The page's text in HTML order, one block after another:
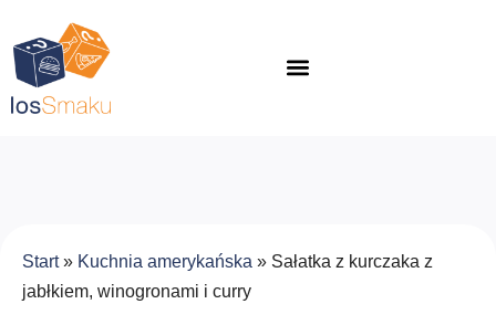
Start» Kuchnia amerykańska » Sałatka z kurczaka z
jabłkiem, winogronami i curry